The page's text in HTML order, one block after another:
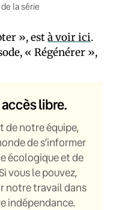
la série
», està voir ici.
« Régénérer »,
libre.
de notre équipe,
de s’informer
écologique et de
vous le pouvez,
notre travail dans
indépendance.